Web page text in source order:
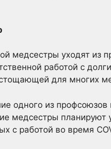
медсестры уходят из
работой с
для многих
одного из
медсестры планируют
с работой во время